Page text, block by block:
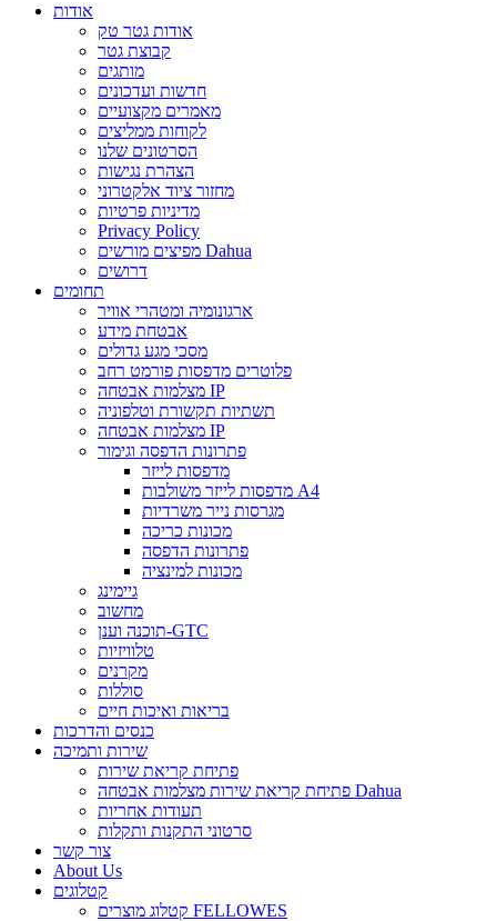
אודות
אודות גטר טק
קבוצת גטר
מותגים
חדשות ועדכונים
מאמרים מקצועיים
לקוחות ממליצים
הסרטונים שלנו
הצהרת נגישות
מחזור ציוד אלקטרוני
מדיניות פרטיות
Privacy Policy
מפיצים מורשים Dahua
דרושים
תחומים
ארגונומיה ומטהרי אוויר
אבטחת מידע
מסכי מגע גדולים
פלוטרים מדפסות פורמט רחב
מצלמות אבטחה IP
תשתיות תקשורת וטלפוניה
מצלמות אבטחה IP
פתרונות הדפסה וגימור
מדפסות לייזר
מדפסות לייזר משולבות A4
מגרסות נייר משרדיות
מכונות כריכה
פתרונות הדפסה
מכונות למינציה
גיימינג
מחשוב
תוכנה וענן-GTC
טלוויזיות
מקרנים
סוללות
בריאות ואיכות חיים
כנסים והדרכות
שירות ותמיכה
פתיחת קריאת שירות
פתיחת קריאת שירות מצלמות אבטחה Dahua
תעודות אחריות
סרטוני התקנות ותקלות
צור קשר
About Us
קטלוגים
קטלוג מוצרים FELLOWES